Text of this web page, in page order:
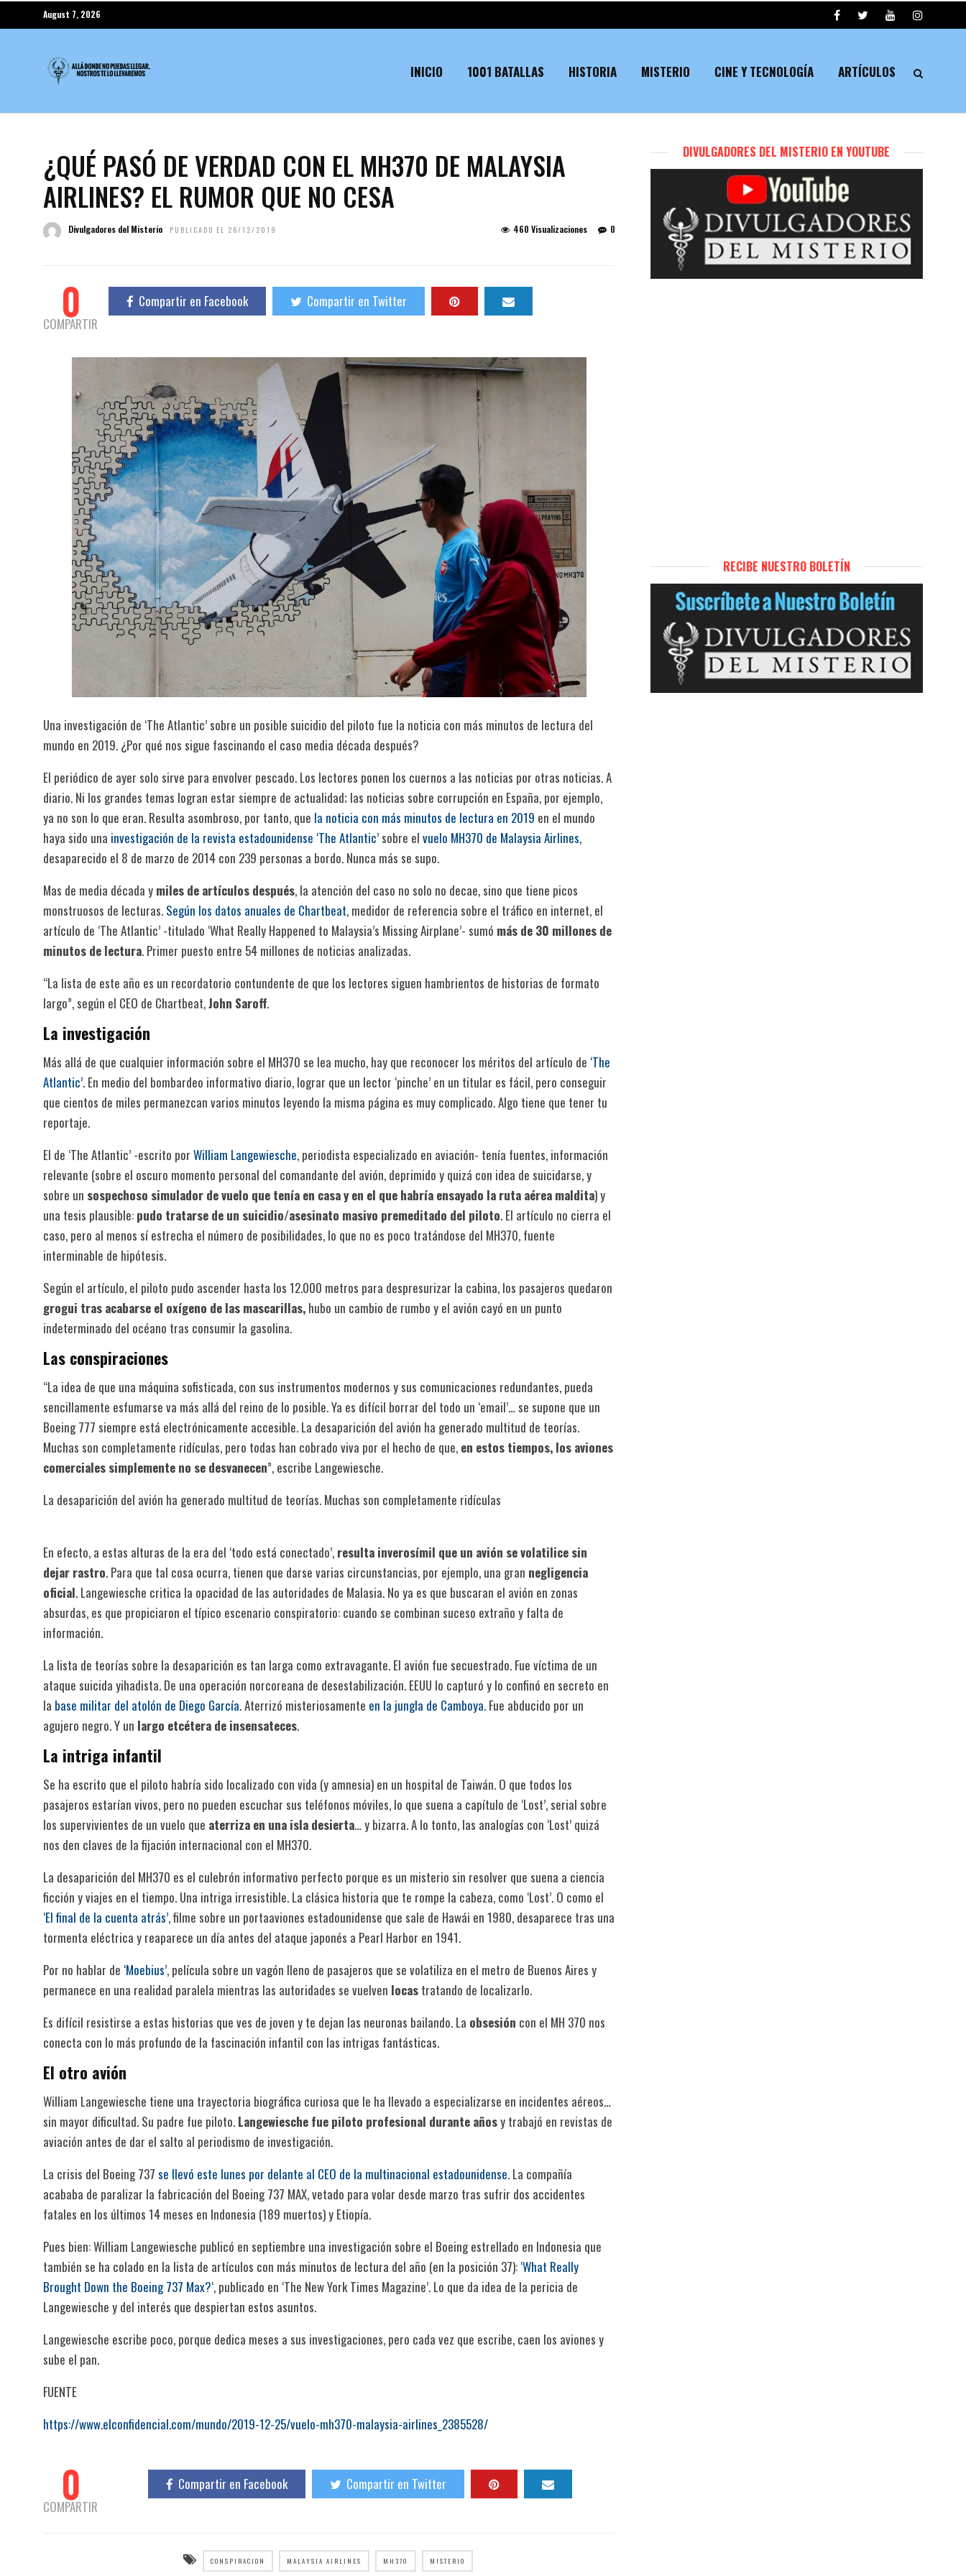
August 7, 2026
INICIO 1001 BATALLAS HISTORIA MISTERIO CINE Y TECNOLOGÍA ARTÍCULOS
¿QUÉ PASÓ DE VERDAD CON EL MH370 DE MALAYSIA
AIRLINES? EL RUMOR QUE NO CESA
Divulgadores del Misterio PUBLICADO EL 26/12/2019 0
460 Visualizaciones
0
COMPARTIR
Compartir en Facebook Compartir en Twitter
Una investigación de ‘The Atlantic’ sobre un posible suicidio del piloto fue la noticia con más minutos de lectura del
mundo en 2019. ¿Por qué nos sigue fascinando el caso media década después?
El periódico de ayer solo sirve para envolver pescado. Los lectores ponen los cuernos a las noticias por otras noticias. A
diario. Ni los grandes temas logran estar siempre de actualidad; las noticias sobre corrupción en España, por ejemplo,
ya no son lo que eran. Resulta asombroso, por tanto, que la noticia con más minutos de lectura en 2019 en el mundo
haya sido una investigación de la revista estadounidense ‘The Atlantic’ sobre el vuelo MH370 de Malaysia Airlines,
desaparecido el 8 de marzo de 2014 con 239 personas a bordo. Nunca más se supo.
Mas de media década y miles de artículos después, la atención del caso no solo no decae, sino que tiene picos
monstruosos de lecturas. Según los datos anuales de Chartbeat, medidor de referencia sobre el tráfico en internet, el
artículo de ‘The Atlantic’ -titulado ‘What Really Happened to Malaysia’s Missing Airplane’- sumó más de 30 millones de
minutos de lectura. Primer puesto entre 54 millones de noticias analizadas.
“La lista de este año es un recordatorio contundente de que los lectores siguen hambrientos de historias de formato
largo”, según el CEO de Chartbeat,John Saroff.
La investigación
Más allá de que cualquier información sobre el MH370 se lea mucho, hay que reconocer los méritos del artículo de ‘The
Atlantic’. En medio del bombardeo informativo diario, lograr que un lector ‘pinche’ en un titular es fácil, pero conseguir
que cientos de miles permanezcan varios minutos leyendo la misma página es muy complicado. Algo tiene que tener tu
reportaje.
El de ‘The Atlantic’ -escrito por William Langewiesche, periodista especializado en aviación- tenía fuentes, información
relevante (sobre el oscuro momento personal del comandante del avión, deprimido y quizá con idea de suicidarse, y
sobre un sospechoso simulador de vuelo que tenía en casa y en el que habría ensayado la ruta aérea maldita) y
una tesis plausible: pudo tratarse de un suicidio/asesinato masivo premeditado del piloto. El artículo no cierra el
caso, pero al menos sí estrecha el número de posibilidades, lo que no es poco tratándose del MH370, fuente
interminable de hipótesis.
Según el artículo, el piloto pudo ascender hasta los 12.000 metros para despresurizar la cabina, los pasajeros quedaron
grogui tras acabarse el oxígeno de las mascarillas, hubo un cambio de rumbo y el avión cayó en un punto
indeterminado del océano tras consumir la gasolina.
Las conspiraciones
“La idea de que una máquina sofisticada, con sus instrumentos modernos y sus comunicaciones redundantes, pueda
sencillamente esfumarse va más allá del reino de lo posible. Ya es difícil borrar del todo un ‘email’… se supone que un
Boeing 777 siempre está electrónicamente accesible. La desaparición del avión ha generado multitud de teorías.
Muchas son completamente ridículas, pero todas han cobrado viva por el hecho de que, en estos tiempos, los aviones
comerciales simplemente no se desvanecen”, escribe Langewiesche.
La desaparición del avión ha generado multitud de teorías. Muchas son completamente ridículas
En efecto, a estas alturas de la era del ‘todo está conectado’, resulta inverosímil que un avión se volatilice sin
dejar rastro. Para que tal cosa ocurra, tienen que darse varias circunstancias, por ejemplo, una gran negligencia
oficial. Langewiesche critica la opacidad de las autoridades de Malasia. No ya es que buscaran el avión en zonas
absurdas, es que propiciaron el típico escenario conspiratorio: cuando se combinan suceso extraño y falta de
información.
La lista de teorías sobre la desaparición es tan larga como extravagante. El avión fue secuestrado. Fue víctima de un
ataque suicida yihadista. De una operación norcoreana de desestabilización. EEUU lo capturó y lo confinó en secreto en
la base militar del atolón de Diego García. Aterrizó misteriosamente en la jungla de Camboya. Fue abducido por un
agujero negro. Y un largo etcétera de insensateces.
La intriga infantil
Se ha escrito que el piloto habría sido localizado con vida (y amnesia) en un hospital de Taiwán. O que todos los
pasajeros estarían vivos, pero no pueden escuchar sus teléfonos móviles, lo que suena a capítulo de ‘Lost’, serial sobre
los supervivientes de un vuelo que aterriza en una isla desierta… y bizarra. A lo tonto, las analogías con ‘Lost’ quizá
nos den claves de la fijación internacional con el MH370.
La desaparición del MH370 es el culebrón informativo perfecto porque es un misterio sin resolver que suena a ciencia
ficción y viajes en el tiempo. Una intriga irresistible. La clásica historia que te rompe la cabeza, como ‘Lost’. O como el
‘El final de la cuenta atrás’, filme sobre un portaaviones estadounidense que sale de Hawái en 1980, desaparece tras una
tormenta eléctrica y reaparece un día antes del ataque japonés a Pearl Harbor en 1941.
Por no hablar de ‘Moebius’, película sobre un vagón lleno de pasajeros que se volatiliza en el metro de Buenos Aires y
permanece en una realidad paralela mientras las autoridades se vuelven locas tratando de localizarlo.
Es difícil resistirse a estas historias que ves de joven y te dejan las neuronas bailando. La obsesión con el MH 370 nos
conecta con lo más profundo de la fascinación infantil con las intrigas fantásticas.
El otro avión
William Langewiesche tiene una trayectoria biográfica curiosa que le ha llevado a especializarse en incidentes aéreos…
sin mayor dificultad. Su padre fue piloto. Langewiesche fue piloto profesional durante añosy trabajó en revistas de
aviación antes de dar el salto al periodismo de investigación.
La crisis del Boeing 737 se llevó este lunes por delante al CEO de la multinacional estadounidense. La compañía
acababa de paralizar la fabricación del Boeing 737 MAX, vetado para volar desde marzo tras sufrir dos accidentes
fatales en los últimos 14 meses en Indonesia (189 muertos) y Etiopía.
Pues bien: William Langewiesche publicó en septiembre una investigación sobre el Boeing estrellado en Indonesia que
también se ha colado en la lista de artículos con más minutos de lectura del año (en la posición 37): ‘What Really
Brought Down the Boeing 737 Max?‘, publicado en ‘The New York Times Magazine’. Lo que da idea de la pericia de
Langewiesche y del interés que despiertan estos asuntos.
Langewiesche escribe poco, porque dedica meses a sus investigaciones, pero cada vez que escribe, caen los aviones y
sube el pan.
FUENTE
https://www.elconfidencial.com/mundo/2019-12-25/vuelo-mh370-malaysia-airlines_2385528/
0
COMPARTIR
Compartir en Facebook Compartir en Twitter
CONSPIRACION MALAYSIA AIRLINES MH370 MISTERIO
DIVULGADORES DEL MISTERIO EN YOUTUBE
RECIBE NUESTRO BOLETÍN